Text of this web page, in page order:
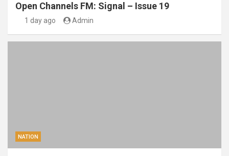
Open Channels FM: Signal – Issue 19
1 day ago Admin
NATION